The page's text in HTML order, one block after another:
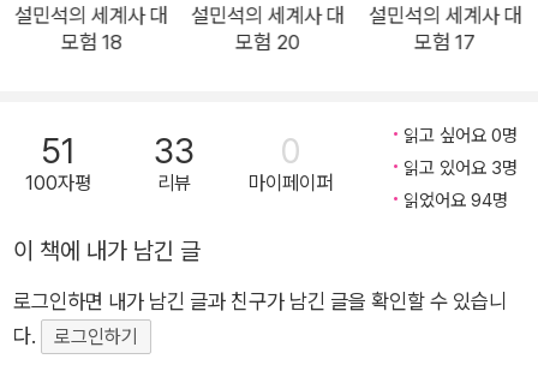
세계사 현장을 생생하게 경험할 수 있어요. 이번에는 스페인으로
떠나 이사벨 여왕이 왕위에 오른 과정을 지켜보아요. 2. ‘설쌤의
다양한 세계사 지식도 얻고, 만화도 더 재미있어질 거예요. 스페
인 전문가의 꼼꼼한 감수로, 더욱 알찬 정보를 만날 수 있어요. 3.
미처 담지 못한 세계사 이야기를 들려줘요. 궁금했던 이야기를 자
세히 들어 보며, 세계사를 더 깊이 이해할 수 있어요. 4. ‘지니의
시간 여행’으로 곳곳을 둘러보아요! 램프 원정대가 방문한 장소와
여러분이 꼭 가 보았으면 하는 장소를 뽑아 보았어요. 그곳은 어
설민석의 세계사 대
모험 18
설민석의 세계사 대
모험 20
설민석의 세계사 대
모험 17
51
100자평
33
리뷰
0
마이페이퍼
읽고 싶어요 0명
읽고 있어요 3명
읽었어요 94명
이 책에 내가 남긴 글
로그인하면 내가 남긴 글과 친구가 남긴 글을 확인할 수 있습니
다.
로그인하기